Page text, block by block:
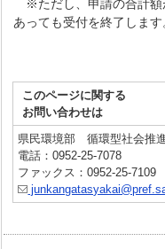
※ただし、申請の合計額
あっても受付を終了します
このページに関する
お問い合わせは
県民環境部 循環型社会推
電話：0952-25-7078
ファックス：0952-25-7109